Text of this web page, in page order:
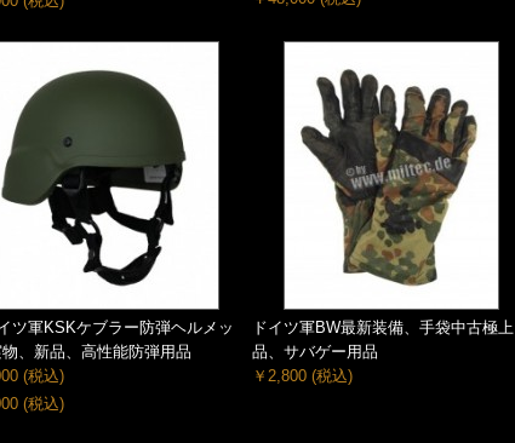
ツ軍KSKケブラー防弾ヘルメッ
物、新品、高性能防弾用品
(税込)
(税込)
ドイツ軍BW最新装備、手袋中古極上
品、サバゲー用品
￥2,800 (税込)